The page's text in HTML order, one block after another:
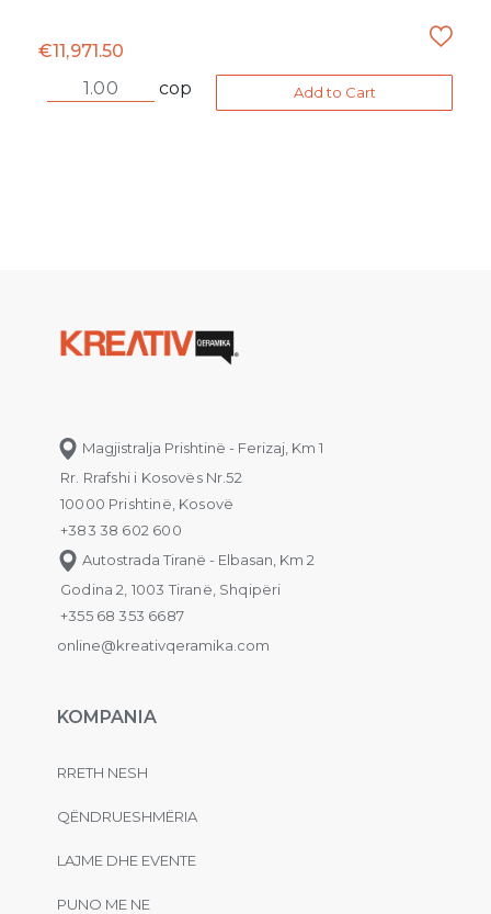
€11,971.50
cop
Add to Cart
Magjistralja Prishtinë - Ferizaj, Km 1
Rr. Rrafshi i Kosovës Nr.52
10000 Prishtinë, Kosovë
+383 38 602 600
Autostrada Tiranë - Elbasan, Km 2
Godina 2, 1003 Tiranë, Shqipëri
+355 68 353 6687
online@kreativqeramika.com
KOMPANIA
RRETH NESH
QËNDRUESHMËRIA
LAJME DHE EVENTE
PUNO ME NE